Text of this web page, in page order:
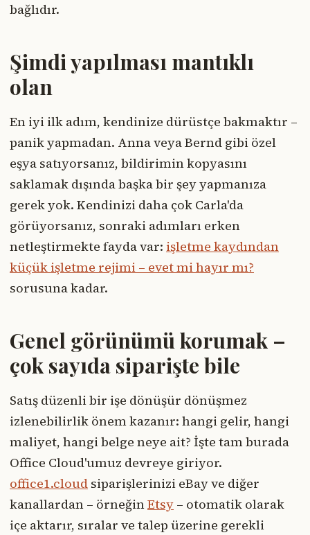
bağlıdır.
Şimdi yapılması mantıklı
olan
En iyi ilk adım, kendinize dürüstçe bakmaktır –
panik yapmadan. Anna veya Bernd gibi özel
eşya satıyorsanız, bildirimin kopyasını
saklamak dışında başka bir şey yapmanıza
gerek yok. Kendinizi daha çok Carla'da
görüyorsanız, sonraki adımları erken
netleştirmekte fayda var: işletme kaydından
küçük işletme rejimi – evet mi hayır mı?
sorusuna kadar.
Genel görünümü korumak –
çok sayıda siparişte bile
Satış düzenli bir işe dönüşür dönüşmez
izlenebilirlik önem kazanır: hangi gelir, hangi
maliyet, hangi belge neye ait? İşte tam burada
Office Cloud'umuz devreye giriyor.
office1.cloud siparişlerinizi eBay ve diğer
kanallardan – örneğinEtsy – otomatik olarak
içe aktarır, sıralar ve talep üzerine gerekli